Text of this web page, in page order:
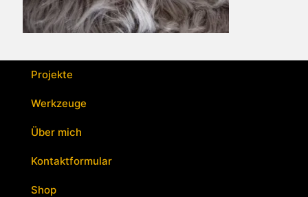
Projekte
Werkzeuge
Über mich
Kontaktformular
Shop